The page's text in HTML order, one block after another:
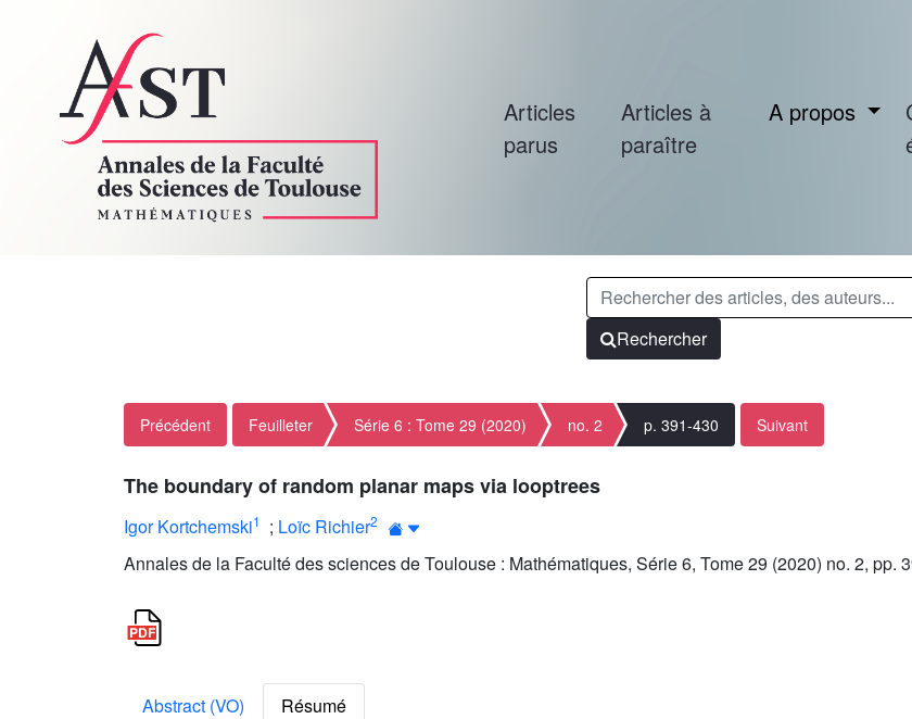
Articles
parus
Articles à
paraître
A propos
Rechercher
Précédent Feuilleter Série 6 : Tome 29 (2020) no. 2 p. 391-430 Suivant
The boundary of random planar maps via looptrees
Igor Kortchemski1 ; Loïc Richier2
Annales de la Faculté des sciences de Toulouse : Mathématiques, Série 6, Tome 29 (2020) no. 2, pp.
Abstract (VO)
Résumé